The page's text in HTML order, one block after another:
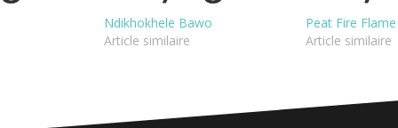
Ndikhokhele Bawo
Article similaire
Peat Fire Flame
Article similaire